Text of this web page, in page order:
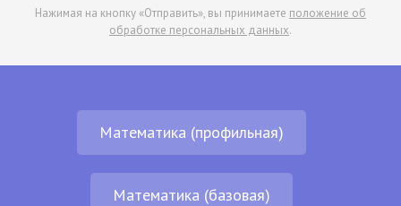
Нажимая на кнопку «Отправить», вы принимаете положение об
обработке персональных данных.
Математика (профильная)
Математика (базовая)